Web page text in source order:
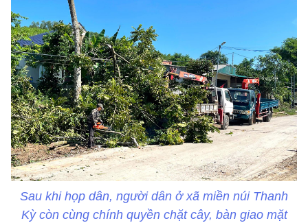
Sau khi họp dân, người dân ở xã miền núi Thanh
Kỳ còn cùng chính quyền chặt cây, bàn giao mặt